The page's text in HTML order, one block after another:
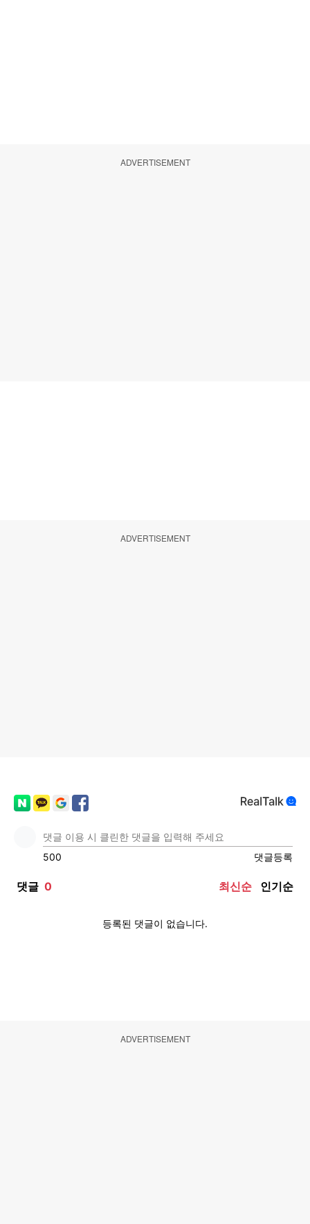
ADVERTISEMENT
ADVERTISEMENT
ADVERTISEMENT